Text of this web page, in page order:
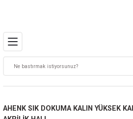
AHENK SIK DOKUMA KALIN YÜKSEK